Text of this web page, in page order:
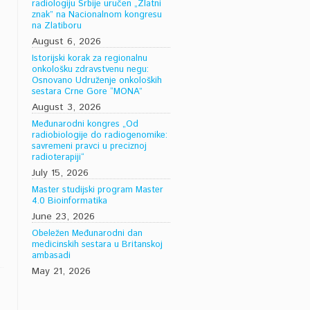
radiologiju Srbije uručen „Zlatni
znak” na Nacionalnom kongresu
na Zlatiboru
August 6, 2026
Istorijski korak za regionalnu
onkološku zdravstvenu negu:
Osnovano Udruženje onkoloških
sestara Crne Gore “MONA”
August 3, 2026
Međunarodni kongres „Od
radiobiologije do radiogenomike:
savremeni pravci u preciznoj
radioterapiji“
July 15, 2026
Master studijski program Master
4.0 Bioinformatika
June 23, 2026
Obeležen Međunarodni dan
medicinskih sestara u Britanskoj
ambasadi
May 21, 2026